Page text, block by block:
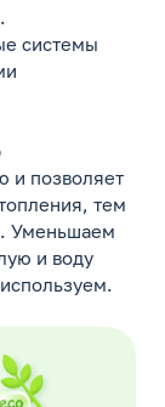
системы
и позволяет
тем
Уменьшаем
и воду